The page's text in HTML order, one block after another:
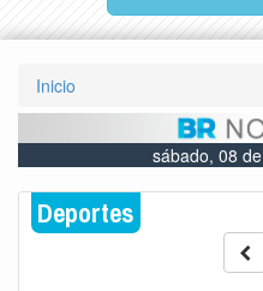
Inicio
sábado, 08
Deportes